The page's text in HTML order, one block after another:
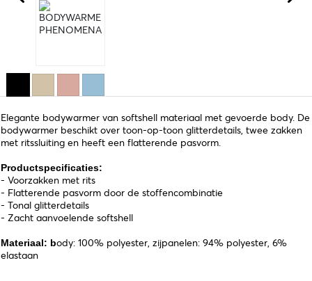
Elegante bodywarmer van softshell materiaal met gevoerde body. De
bodywarmer beschikt over toon-op-toon glitterdetails, twee zakken
met ritssluiting en heeft een flatterende pasvorm.
Productspecificaties:
- Voorzakken met rits
- Flatterende pasvorm door de stoffencombinatie
- Tonal glitterdetails
- Zacht aanvoelende softshell
Materiaal: body: 100% polyester, zijpanelen: 94% polyester, 6%
elastaan